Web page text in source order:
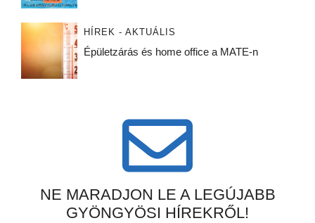
HÍREK - AKTUÁLIS
Épületzárás és home office a MATE-n
NE MARADJON LE A LEGÚJABB
GYÖNGYÖSI HÍREKRŐL!